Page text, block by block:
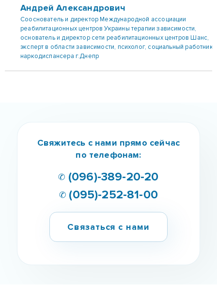
Андрей Александрович
Сооснователь и директор Международной ассоциации
реабилитационных центров Украины терапии зависимости,
основатель и директор сети реабилитационных центров Шанс,
эксперт в области зависимости, психолог, социальный работник
наркодиспансера г.Днепр
Мы знаем как тебе помочь!
Наркомания - это болезнь, которая не приходит
Наша команда професионалов
поможет тебе обрести новую жизнь!
Получить ШАНС